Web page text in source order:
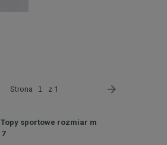
Topy sportowe rozmiar m
7
Strona z 1